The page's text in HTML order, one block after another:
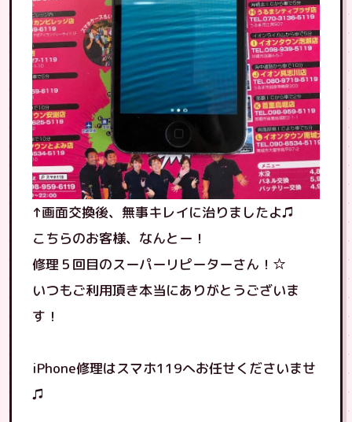
↑画面交換後、無事キレイに治りましたよ♫
こちらのお客様、なんとー！
修理５回目のスーパーリピーターさん！☆
いつもご利用頂き本当にありがとうございま
す！
iPhone修理はスマホ119へお任せくださいませ
♫